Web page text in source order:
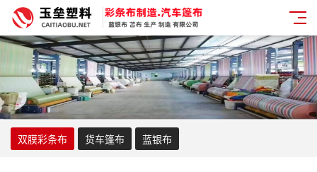
双膜彩条布 货车篷布 蓝银布